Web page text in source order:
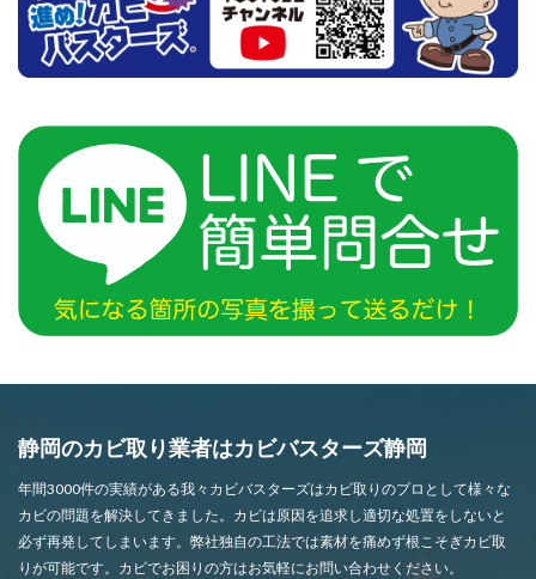
静岡のカビ取り業者はカビバスターズ静岡
年間3000件の実績がある我々カビバスターズはカビ取りのプロとして様々な
カビの問題を解決してきました。カビは原因を追求し適切な処置をしないと
必ず再発してしまいます。弊社独自の工法では素材を痛めず根こそぎカビ取
りが可能です。カビでお困りの方はお気軽にお問い合わせください。